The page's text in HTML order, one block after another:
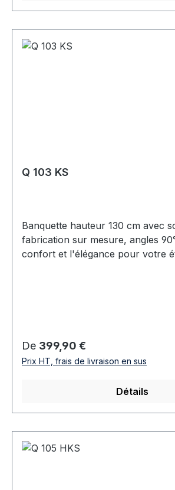
Q 103 KS
Banquette hauteur 130 cm avec
fabrication sur mesure, angles
confort et l'élégance pour votre
Prix régulier :
De 399,90 €
Prix HT, frais de livraison en sus
Détails